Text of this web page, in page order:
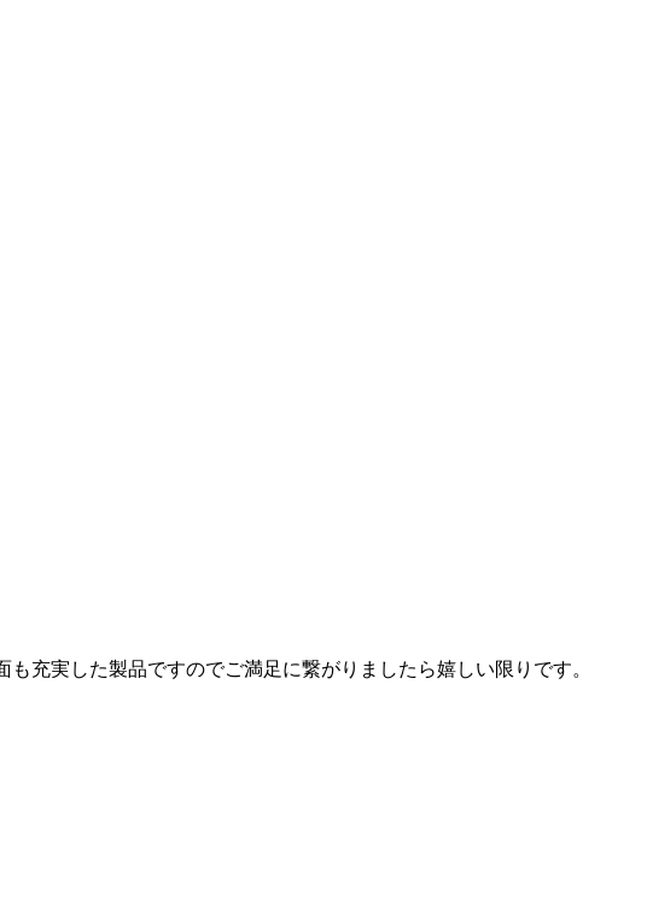
充実した製品ですのでご満足に繋がりましたら嬉しい限りです。